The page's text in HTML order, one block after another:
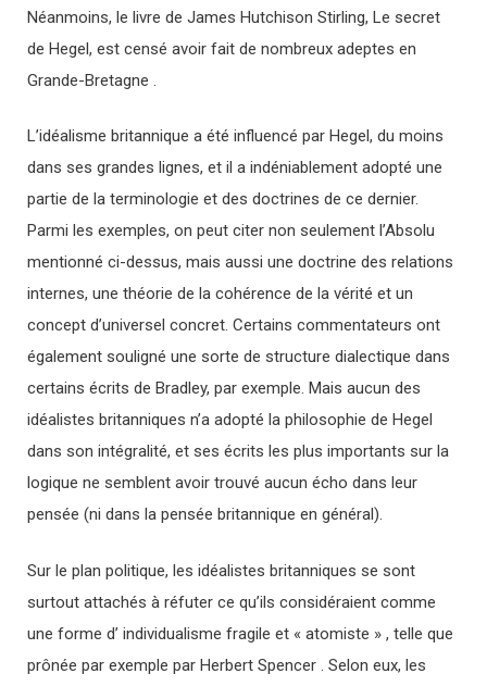
Néanmoins, le livre de James Hutchison Stirling, Le secret
de Hegel, est censé avoir fait de nombreux adeptes en
Grande-Bretagne .
L’idéalisme britannique a été influencé par Hegel, du moins
dans ses grandes lignes, et il a indéniablement adopté une
partie de la terminologie et des doctrines de ce dernier.
Parmi les exemples, on peut citer non seulement l’Absolu
mentionné ci-dessus, mais aussi une doctrine des relations
internes, une théorie de la cohérence de la vérité et un
concept d’universel concret. Certains commentateurs ont
également souligné une sorte de structure dialectique dans
certains écrits de Bradley, par exemple. Mais aucun des
idéalistes britanniques n’a adopté la philosophie de Hegel
dans son intégralité, et ses écrits les plus importants sur la
logique ne semblent avoir trouvé aucun écho dans leur
pensée (ni dans la pensée britannique en général).
Sur le plan politique, les idéalistes britanniques se sont
surtout attachés à réfuter ce qu’ils considéraient comme
une forme d’ individualisme fragile et « atomiste » , telle que
prônée par exemple par Herbert Spencer . Selon eux, les